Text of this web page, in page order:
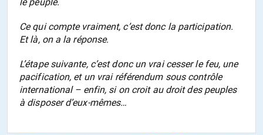
Ce qui compte vraiment, c’est donc la participation.
Et là, on a la réponse.
L’étape suivante, c’est donc un vrai cesser le feu, une
pacification, et un vrai référendum sous contrôle
international – enfin, si on croit au droit des peuples
à disposer d’eux-mêmes…